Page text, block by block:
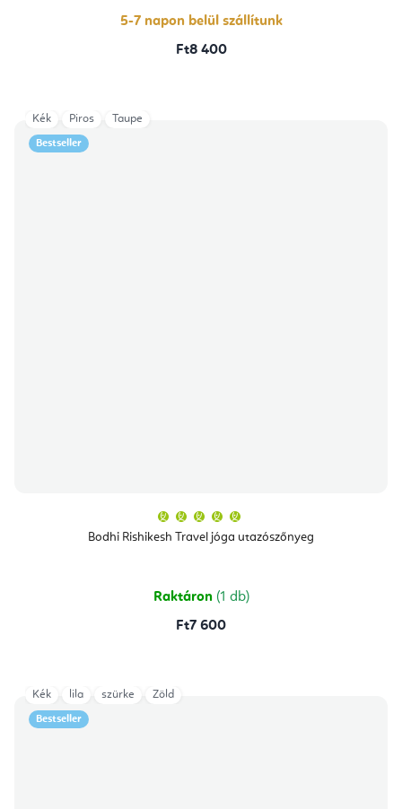
5-7 napon belül szállítunk
Ft8 400
Bestseller
Bodhi Rishikesh Travel jóga utazószőnyeg
átlagos
értékelése
csillag.
Raktáron (1 db)
Ft7 600
Kék Piros Taupe
Bestseller
Kék lila szürke Zöld